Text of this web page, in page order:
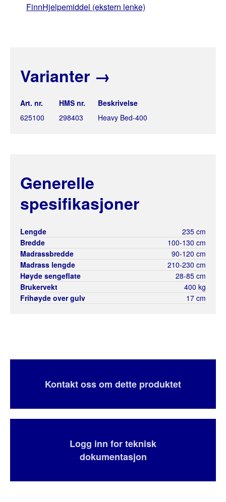
FinnHjelpemiddel (ekstern lenke)
Varianter →
Art. nr. HMS nr.
Beskrivelse
625100
298403 Heavy Bed-400
Generelle
spesifikasjoner
Lengde
235 cm
Bredde
100-130 cm
Madrassbredde
90-120 cm
Madrass lengde
210-230 cm
Høyde sengeflate
28-85 cm
Brukervekt
400 kg
Frihøyde over gulv
17 cm
Kontakt oss om dette produktet
Logg inn for teknisk
dokumentasjon